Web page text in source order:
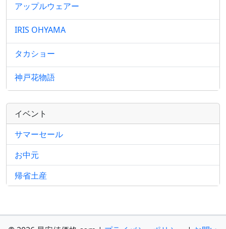
アップルウェアー
IRIS OHYAMA
タカショー
神戸花物語
イベント
サマーセール
お中元
帰省土産